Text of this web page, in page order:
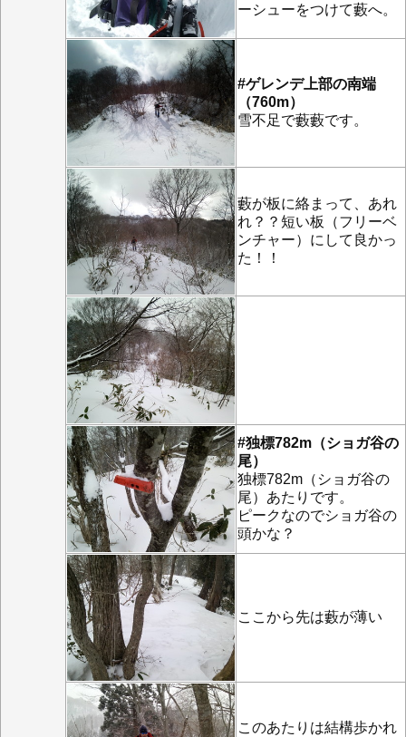
ーシューをつけて藪へ。
#ゲレンデ上部の南端
（760m）
雪不足で藪藪です。
藪が板に絡まって、あれ
れ？？短い板（フリーベ
ンチャー）にして良かっ
た！！
#独標782m（ショガ谷の
尾）
独標782m（ショガ谷の
尾）あたりです。
ピークなのでショガ谷の
頭かな？
ここから先は藪が薄い
このあたりは結構歩かれ